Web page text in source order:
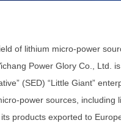
of lithium micro-power
Power Glory Co., Ltd.
(SED) “Little Giant”
power sources,
products exported to